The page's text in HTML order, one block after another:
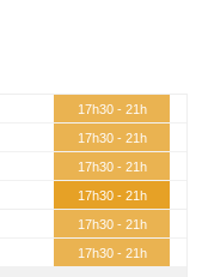
17h30 - 21h
17h30 - 21h
17h30 - 21h
17h30 - 21h
17h30 - 21h
17h30 - 21h